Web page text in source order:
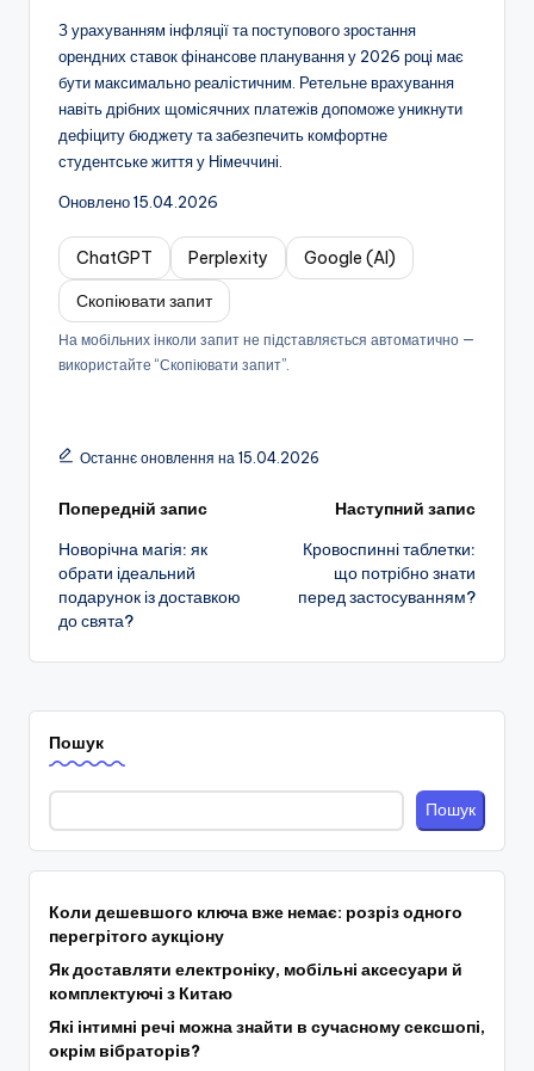
З урахуванням інфляції та поступового зростання
орендних ставок фінансове планування у 2026 році має
бути максимально реалістичним. Ретельне врахування
навіть дрібних щомісячних платежів допоможе уникнути
дефіциту бюджету та забезпечить комфортне
студентське життя у Німеччині.
Оновлено 15.04.2026
ChatGPT Perplexity
Google (AI)
Скопіювати запит
На мобільних інколи запит не підставляється автоматично —
використайте “Скопіювати запит”.
Останнє оновлення на 15.04.2026
Навігація
по
запису
Попередній запис
Новорічна магія: як
обрати ідеальний
подарунок із доставкою
до свята?
Наступний запис
Кровоспинні таблетки:
що потрібно знати
перед застосуванням?
Пошук
Пошук
Коли дешевшого ключа вже немає: розріз одного
перегрітого аукціону
Як доставляти електроніку, мобільні аксесуари й
комплектуючі з Китаю
Які інтимні речі можна знайти в сучасному сексшопі,
окрім вібраторів?